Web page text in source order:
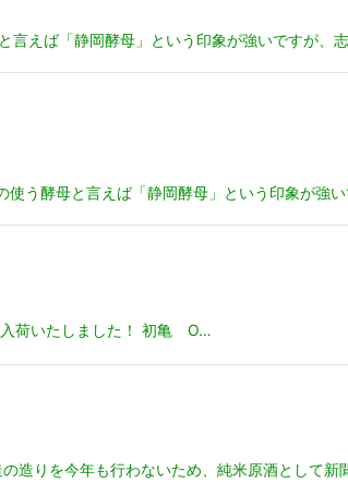
ば「静岡酵母」という印象が強いですが、
酵母と言えば「静岡酵母」という印象が強
いたしました！ 初亀 O…
りを今年も行わないため、純米原酒として新